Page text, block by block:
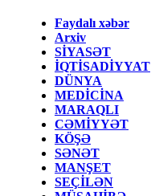
Faydalı xəbər
Arxiv
SİYASƏT
İQTİSADİYYAT
DÜNYA
MEDİCİNA
MARAQLI
CƏMİYYƏT
KÖŞƏ
SƏNƏT
MANŞET
SEÇİLƏN